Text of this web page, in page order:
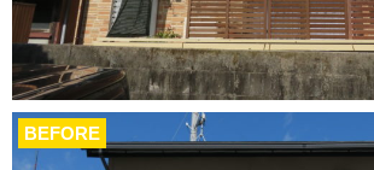
BEFORE